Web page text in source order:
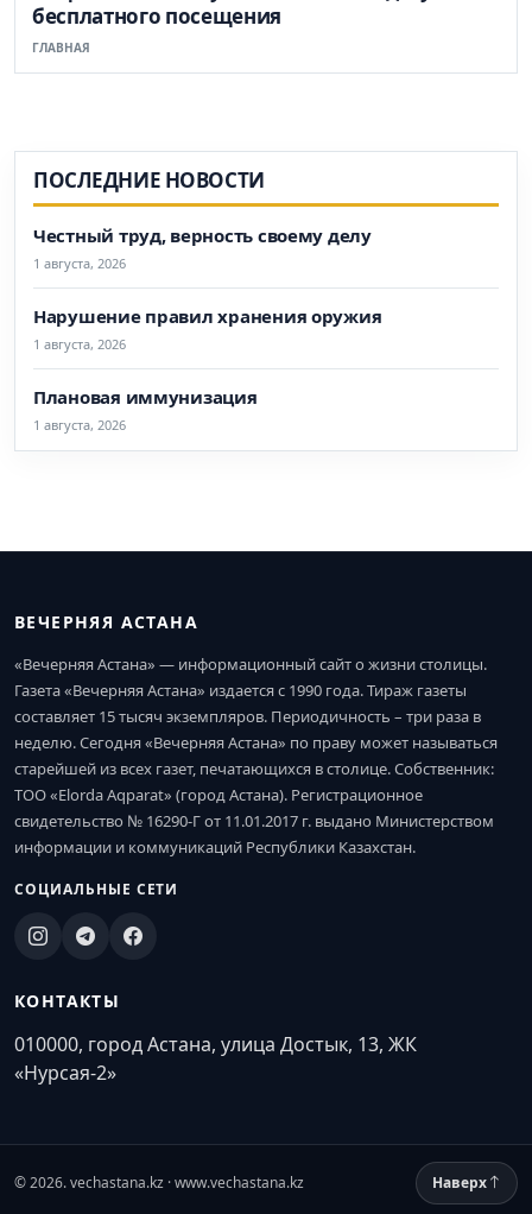
бесплатного посещения
ГЛАВНАЯ
ПОСЛЕДНИЕ НОВОСТИ
Честный труд, верность своему делу
1 августа, 2026
Нарушение правил хранения оружия
1 августа, 2026
Плановая иммунизация
1 августа, 2026
ВЕЧЕРНЯЯ АСТАНА
«Вечерняя Астана» — информационный сайт о жизни столицы.
Газета «Вечерняя Астана» издается с 1990 года. Тираж газеты
составляет 15 тысяч экземпляров. Периодичность – три раза в
неделю. Сегодня «Вечерняя Астана» по праву может называться
старейшей из всех газет, печатающихся в столице. Собственник:
ТОО «Elorda Aqparat» (город Астана). Регистрационное
свидетельство № 16290-Г от 11.01.2017 г. выдано Министерством
информации и коммуникаций Республики Казахстан.
СОЦИАЛЬНЫЕ СЕТИ
КОНТАКТЫ
010000, город Астана, улица Достык, 13, ЖК
«Нурсая-2»
© 2026. vechastana.kz · www.vechastana.kz Наверх